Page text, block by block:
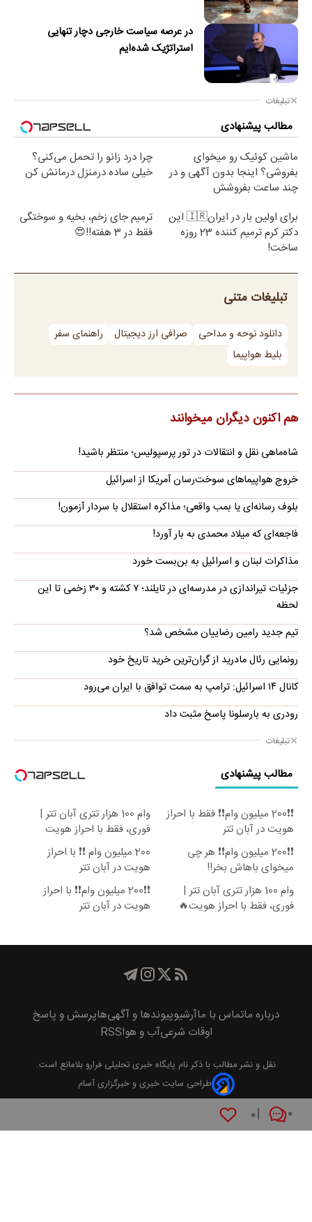
۰ ۰
در عرصه سیاست خارجی دچار تنهایی
استراتژیک شده‌ایم
تبلیغات
مطالب پیشنهادی
ماشین کوئیک رو میخوای
بفروشی؟ اینجا بدون آگهی و در
چند ساعت بفروشش
چرا درد زانو را تحمل می‌کنی؟
خیلی ساده درمنزل درمانش کن
برای اولین بار در ایران🇮🇷 این
دکتر کرم ترمیم کننده 23 روزه
ساخت!
ترمیم جای زخم، بخیه و سوختگی
فقط در 3 هفته!!😍
تبلیغات متنی
دانلود نوحه و مداحی صرافی ارز دیجیتال
راهنمای سفر
بلیط هواپیما
هم اکنون دیگران میخوانند
شاه‌ماهی نقل و انتقالات در تور پرسپولیس؛ منتظر باشید!
خروج هواپیماهای سوخت‌رسان آمریکا از اسرائیل
بلوف رسانه‌ای یا بمب واقعی؛ مذاکره استقلال با سردار آزمون!
فاجعه‌ای که میلاد محمدی به بار آورد!
مذاکرات لبنان و اسرائیل به بن‌بست خورد
جزئیات تیراندازی در مدرسه‌ای در تایلند؛ ۷ کشته و ۳۰ زخمی تا این
لحظه
تیم جدید رامین رضاییان مشخص شد؟
رونمایی رئال مادرید از گران‌ترین خرید تاریخ خود
کانال ۱۴ اسرائیل: ترامپ به سمت توافق با ایران می‌رود
رودری به بارسلونا پاسخ مثبت داد
تبلیغات
مطالب پیشنهادی
❗❗200 میلیون وام❗❗ فقط با احراز
هویت در آبان تتر
وام 100 هزار تتری آبان تتر |
فوری، فقط با احراز هویت
❗❗200 میلیون وام❗❗ هر چی
میخوای باهاش بخر!!
200 میلیون وام ❗❗ با احراز
هویت در آبان تتر
وام 100 هزار تتری آبان تتر |
فوری، فقط با احراز هویت🔥
❗❗200 میلیون وام❗❗ با احراز
هویت در آبان تتر
درباره ماتماس با ماآرشیوپیوند‌ها و آگهی‌هاپرسش و پاسخ
اوقات شرعیآب و هواRSS
نقل و نشر مطالب با ذکر نام پايگاه خبری تحليلی فرارو بلامانع است.
طراحی سایت خبری و خبرگزاری آسام